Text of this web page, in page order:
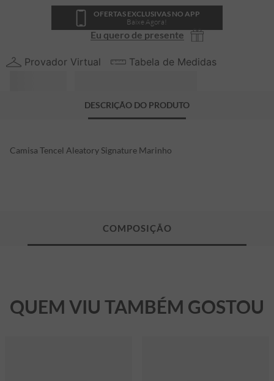
OFERTAS EXCLUSIVAS NO APP
Baixe Agora!
Eu quero de presente
Provador Virtual Tabela de Medidas
DESCRIÇÃO DO PRODUTO
Camisa Tencel Aleatory Signature Marinho
QUEM VIU TAMBÉM GOSTOU